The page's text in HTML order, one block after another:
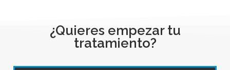
¿Quieres empezar tu
tratamiento?